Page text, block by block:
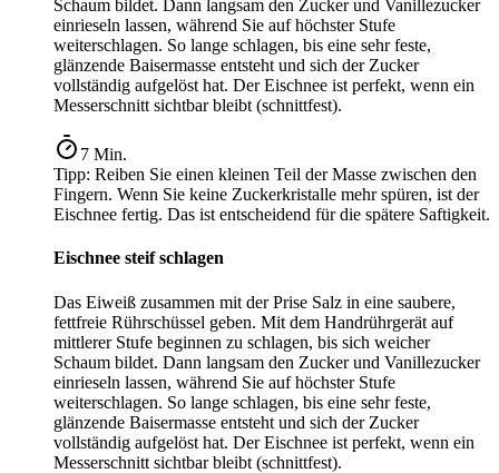
Schaum bildet. Dann langsam den Zucker und Vanillezucker
einrieseln lassen, während Sie auf höchster Stufe
weiterschlagen. So lange schlagen, bis eine sehr feste,
glänzende Baisermasse entsteht und sich der Zucker
vollständig aufgelöst hat. Der Eischnee ist perfekt, wenn ein
Messerschnitt sichtbar bleibt (schnittfest).
7 Min.
Tipp: Reiben Sie einen kleinen Teil der Masse zwischen den
Fingern. Wenn Sie keine Zuckerkristalle mehr spüren, ist der
Eischnee fertig. Das ist entscheidend für die spätere Saftigkeit.
Eischnee steif schlagen
Das Eiweiß zusammen mit der Prise Salz in eine saubere,
fettfreie Rührschüssel geben. Mit dem Handrührgerät auf
mittlerer Stufe beginnen zu schlagen, bis sich weicher
Schaum bildet. Dann langsam den Zucker und Vanillezucker
einrieseln lassen, während Sie auf höchster Stufe
weiterschlagen. So lange schlagen, bis eine sehr feste,
glänzende Baisermasse entsteht und sich der Zucker
vollständig aufgelöst hat. Der Eischnee ist perfekt, wenn ein
Messerschnitt sichtbar bleibt (schnittfest).